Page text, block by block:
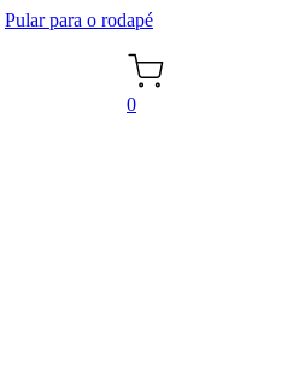
Pular para o rodapé
0